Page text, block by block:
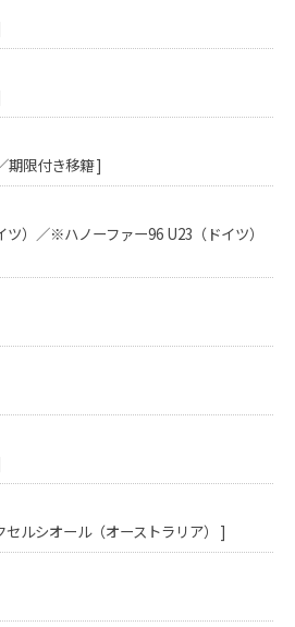
期限付き移籍 ]
ツ）／※ハノーファー96 U23（ドイツ）
ルシオール（オーストラリア） ]